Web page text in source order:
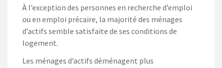
À l’exception des personnes en recherche d’emploi
ou en emploi précaire, la majorité des ménages
d’actifs semble satisfaite de ses conditions de
logement.
Les ménages d’actifs déménagent plus